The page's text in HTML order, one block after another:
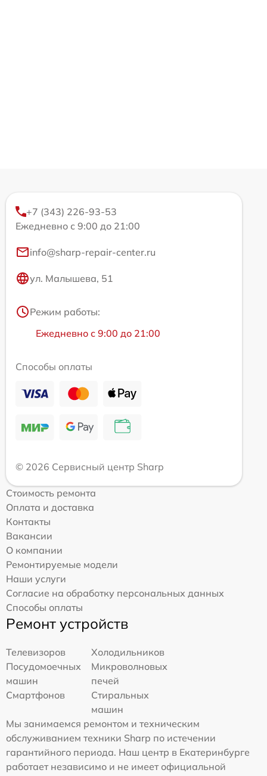
+7 (343) 226-93-53
Ежедневно с 9:00 до 21:00
info@sharp-repair-center.ru
ул. Малышева, 51
Режим работы:
Ежедневно с 9:00 до 21:00
Способы оплаты
© 2026 Сервисный центр Sharp
Стоимость ремонта
Оплата и доставка
Контакты
Вакансии
О компании
Ремонтируемые модели
Наши услуги
Согласие на обработку персональных данных
Способы оплаты
Ремонт устройств
Телевизоров
Холодильников
Посудомоечных
машин
Микроволновых
печей
Смартфонов
Стиральных
машин
Мы занимаемся ремонтом и техническим
обслуживанием техники Sharp по истечении
гарантийного периода. Наш центр в Екатеринбурге
работает независимо и не имеет официальной